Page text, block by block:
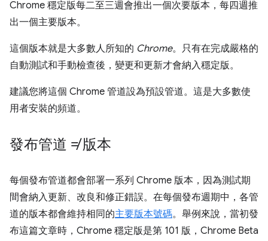
Chrome 穩定版每二至三週會推出一個次要版本，每四週推
出一個主要版本。
這個版本就是大多數人所知的 Chrome。只有在完成嚴格的
自動測試和手動檢查後，變更和更新才會納入穩定版。
建議您將這個 Chrome 管道設為預設管道。這是大多數使
用者安裝的頻道。
發布管道 ≠ 版本
每個發布管道都會部署一系列 Chrome 版本，因為測試期
間會納入更新、改良和修正錯誤。在每個發布週期中，各管
道的版本都會維持相同的主要版本號碼。舉例來說，當初發
布這篇文章時，Chrome 穩定版是第 101 版，Chrome Beta